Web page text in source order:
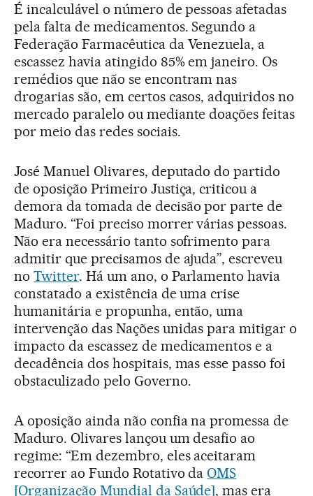
É incalculável o número de pessoas afetadas
pela falta de medicamentos. Segundo a
Federação Farmacêutica da Venezuela, a
escassez havia atingido 85% em janeiro. Os
remédios que não se encontram nas
drogarias são, em certos casos, adquiridos no
mercado paralelo ou mediante doações feitas
por meio das redes sociais.
José Manuel Olivares, deputado do partido
de oposição Primeiro Justiça, criticou a
demora da tomada de decisão por parte de
Maduro. “Foi preciso morrer várias pessoas.
Não era necessário tanto sofrimento para
admitir que precisamos de ajuda”, escreveu
no Twitter. Há um ano, o Parlamento havia
constatado a existência de uma crise
humanitária e propunha, então, uma
intervenção das Nações unidas para mitigar o
impacto da escassez de medicamentos e a
decadência dos hospitais, mas esse passo foi
obstaculizado pelo Governo.
A oposição ainda não confia na promessa de
Maduro. Olivares lançou um desafio ao
regime: “Em dezembro, eles aceitaram
recorrer ao Fundo Rotativo da OMS
[Organização Mundial da Saúde], mas era